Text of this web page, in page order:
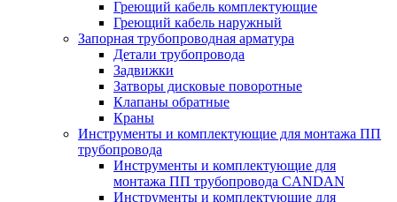
Греющий кабель комплектующие
Греющий кабель наружный
Запорная трубопроводная арматура
Детали трубопровода
Задвижки
Затворы дисковые поворотные
Клапаны обратные
Краны
Инструменты и комплектующие для монтажа ПП
трубопровода
Инструменты и комплектующие для
монтажа ПП трубопровода CANDAN
Инструменты и комплектующие для